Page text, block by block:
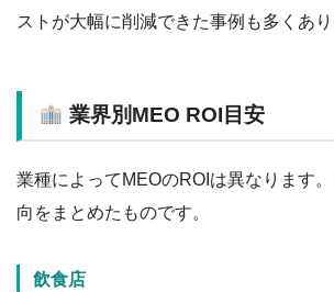
ストが大幅に削減できた事例も多くあり
業界別MEO ROI目安
業種によってMEOのROIは異なります
向をまとめたものです。
飲食店